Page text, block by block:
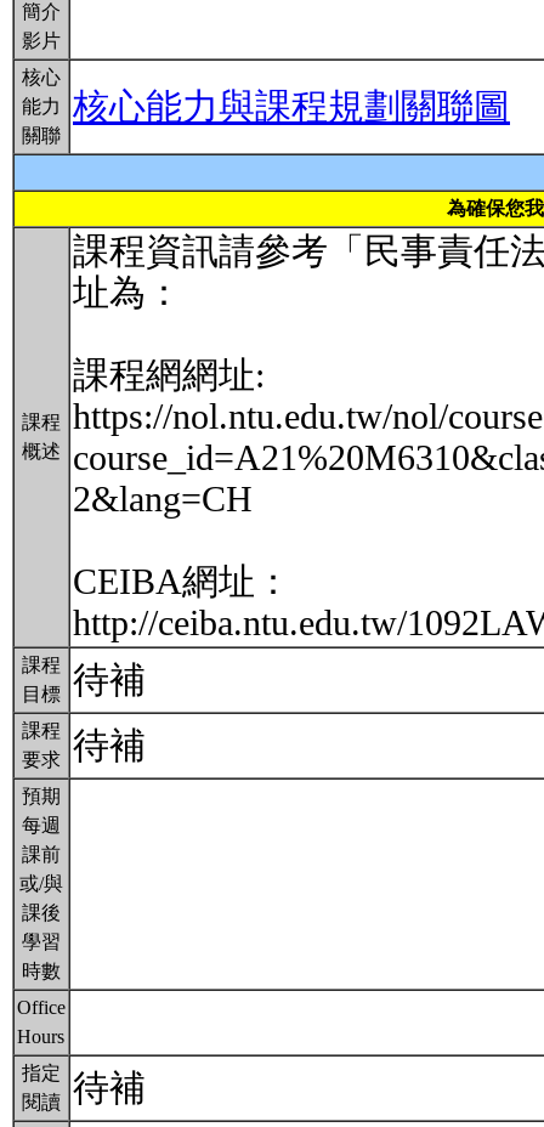
簡介
影片
核心
能力
關聯
核心能力與課程規劃關聯圖
為確保您
課程
概述
課程資訊請參考「民事責任
址為：
課程網網址:
https://nol.ntu.edu.tw/nol/
2&lang=CH
CEIBA網址：
http://ceiba.ntu.edu.tw/
課程
目標 待補
課程
要求 待補
預期
每週
課前
或/與
課後
學習
時數
Office
Hours
指定
閱讀 待補